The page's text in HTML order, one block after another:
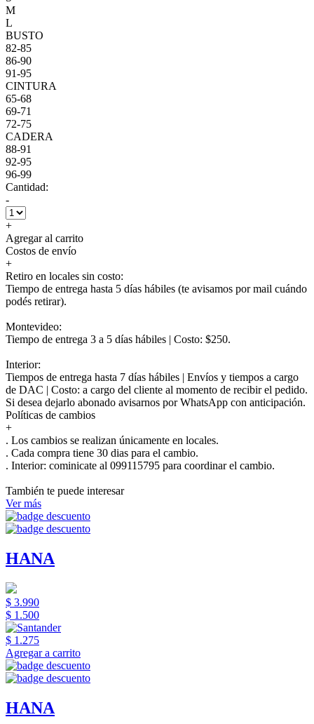
M
L
BUSTO
82-85
86-90
91-95
CINTURA
65-68
69-71
72-75
CADERA
88-91
92-95
96-99
Cantidad:
-
+
Agregar al carrito
Costos de envío
+
Retiro en locales sin costo:
Tiempo de entrega hasta 5 días hábiles (te avisamos por mail cuándo
podés retirar).
Montevideo:
Tiempo de entrega 3 a 5 días hábiles | Costo: $250.
Interior:
Tiempos de entrega hasta 7 días hábiles | Envíos y tiempos a cargo
de DAC | Costo: a cargo del cliente al momento de recibir el pedido.
Si desea dejarlo abonado avisarnos por WhatsApp con anticipación.
Políticas de cambios
+
. Los cambios se realizan únicamente en locales.
. Cada compra tiene 30 dias para el cambio.
. Interior: cominicate al 099115795 para coordinar el cambio.
También te puede interesar
Ver más
HANA
$ 3.990
$ 1.500
$ 1.275
Agregar a carrito
HANA